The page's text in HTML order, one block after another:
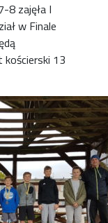
8 zajęła I
w Finale
13